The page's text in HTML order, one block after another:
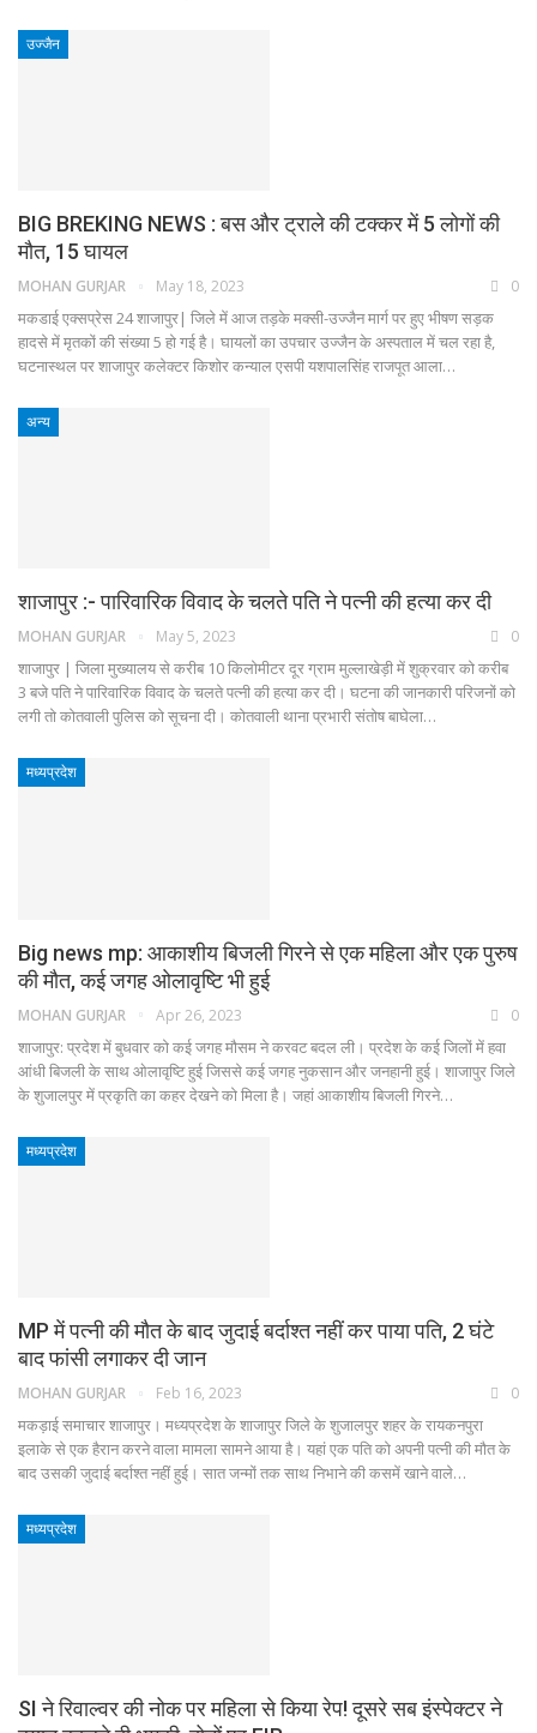
उज्जैन
BIG BREKING NEWS : बस और ट्राले की टक्कर में 5 लोगों की
मौत, 15 घायल
MOHAN GURJAR May 18, 2023 0
मकडाई एक्सप्रेस 24 शाजापुर| जिले में आज तड़के मक्सी-उज्जैन मार्ग पर हुए भीषण सड़क
हादसे में मृतकों की संख्या 5 हो गई है। घायलों का उपचार उज्जैन के अस्पताल में चल रहा है,
घटनास्थल पर शाजापुर कलेक्टर किशोर कन्याल एसपी यशपालसिंह राजपूत आला…
अन्य
शाजापुर :- पारिवारिक विवाद के चलते पति ने पत्नी की हत्या कर दी
MOHAN GURJAR May 5, 2023 0
शाजापुर | जिला मुख्यालय से करीब 10 किलोमीटर दूर ग्राम मुल्लाखेड़ी में शुक्रवार को करीब
3 बजे पति ने पारिवारिक विवाद के चलते पत्नी की हत्या कर दी। घटना की जानकारी परिजनों को
लगी तो कोतवाली पुलिस को सूचना दी। कोतवाली थाना प्रभारी संतोष बाघेला…
मध्यप्रदेश
Big news mp: आकाशीय बिजली गिरने से एक महिला और एक पुरुष
की मौत, कई जगह ओलावृष्टि भी हुई
MOHAN GURJAR Apr 26, 2023 0
शाजापुर: प्रदेश में बुधवार को कई जगह मौसम ने करवट बदल ली। प्रदेश के कई जिलों में हवा
आंधी बिजली के साथ ओलावृष्टि हुई जिससे कई जगह नुकसान और जनहानी हुई। शाजापुर जिले
के शुजालपुर में प्रकृति का कहर देखने को मिला है। जहां आकाशीय बिजली गिरने…
मध्यप्रदेश
MP में पत्नी की मौत के बाद जुदाई बर्दाश्त नहीं कर पाया पति, 2 घंटे
बाद फांसी लगाकर दी जान
MOHAN GURJAR Feb 16, 2023 0
मकड़ाई समाचार शाजापुर। मध्यप्रदेश के शाजापुर जिले के शुजालपुर शहर के रायकनपुरा
इलाके से एक हैरान करने वाला मामला सामने आया है। यहां एक पति को अपनी पत्नी की मौत के
बाद उसकी जुदाई बर्दाश्त नहीं हुई। सात जन्मों तक साथ निभाने की कसमें खाने वाले…
मध्यप्रदेश
SI ने रिवाल्वर की नोक पर महिला से किया रेप! दूसरे सब इंस्पेक्टर ने